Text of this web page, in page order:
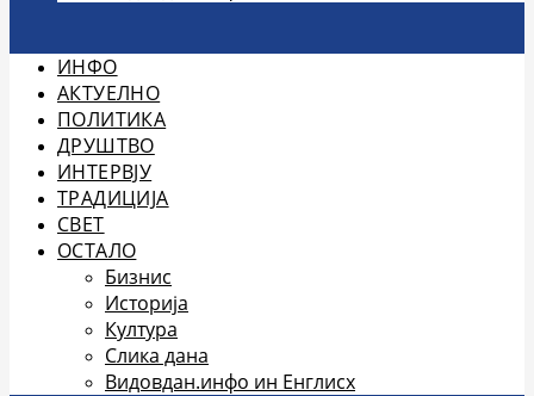
ИНФО
АКТУЕЛНО
ПОЛИТИКА
ДРУШТВО
ИНТЕРВЈУ
ТРАДИЦИЈА
СВЕТ
ОСТАЛО
Бизнис
Историја
Култура
Слика дана
Видовдан.инфо ин Енглисх